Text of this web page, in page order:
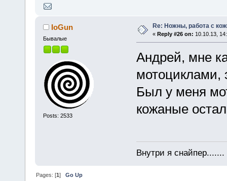
IoGun
Бывалые
Posts: 2533
Re: Ножны, работа с
« Reply #26 on: 10.10.13,
Андрей, мне
мотоциклами,
Был у меня
кожаные
Внутри я
Pages: [1]Go Up